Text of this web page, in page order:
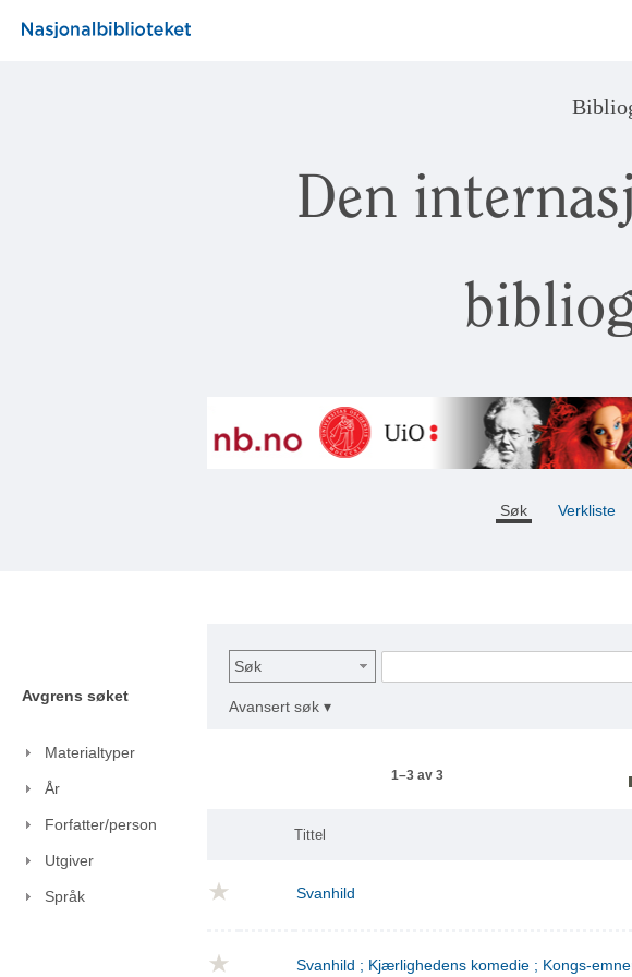
Den
Søk Verkliste
Avgrens søket
Materialtyper
År
Forfatter/person
Utgiver
Språk
Søk
Avansert søk ▾
1–3 av 3
Tittel
Svanhild
Svanhild ; Kjærlighedens komedie ; Kongs-